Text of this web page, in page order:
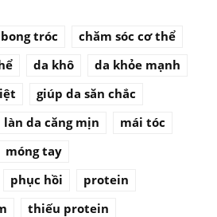
bong tróc
chăm sóc cơ thể
da khô
da khỏe mạnh
giúp da săn chắc
làn da căng mịn
mái tóc
móng tay
phục hồi
protein
thiếu protein